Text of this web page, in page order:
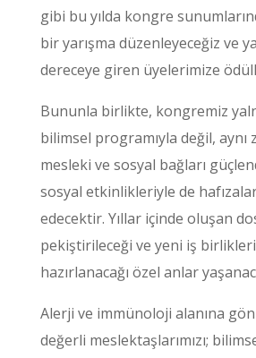
gibi bu yılda kongre
bir yarışma düzenleyeceğiz ve
dereceye giren üyelerimize
Bununla birlikte, kongremiz
bilimsel programıyla değil, aynı
mesleki ve sosyal bağları
sosyal etkinlikleriyle de
edecektir. Yıllar içinde oluşan
pekiştirileceği ve yeni iş
hazırlanacağı özel anlar
Alerji ve immünoloji alanına
değerli meslektaşlarımızı;